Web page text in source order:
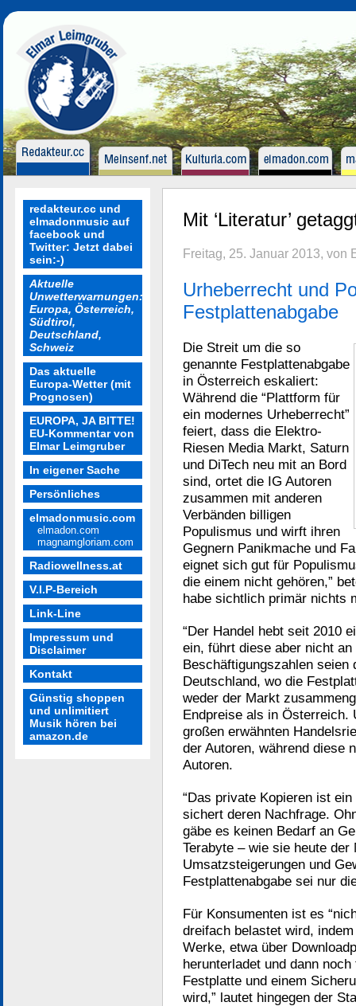
redakteur.cc und
elmadonmusic auf
facebook und
Twitter: Jetzt dabei
sein:-)
Aktuelle
Unwetterwarnungen:
Europa, Österreich,
Südtirol,
Deutschland,
Schweiz
Das aktuelle
Europa-Wetter (mit
Prognosen)
EUROPA, JA BITTE!
EU-Kommentar von
Elmar Leimgruber
In eigener Sache
Persönliches
elmadonmusic.com
elmadon.com
magnamgloriam.com
Radiowellness.at
V.I.P-Bereich
Link-Line
Impressum und
Disclaimer
Kontakt
Günstig shoppen
und unlimitiert
Musik hören bei
amazon.de
Mit ‘Literatur’
Freitag, 25. Januar 2013, von
Urheberrecht und
Festplattenabgabe
Die Streit um die so
genannte Festplattenabgabe
in Österreich eskaliert:
Während die “Plattform für
ein modernes Urheberrecht”
feiert, dass die Elektro-
Riesen Media Markt, Saturn
und DiTech neu mit an Bord
sind, ortet die IG Autoren
zusammen mit anderen
Verbänden billigen
Populismus und wirft ihren
Gegnern Panikmache und
eignet sich gut für
die einem nicht gehören,”
habe sichtlich primär nichts
“Der Handel hebt seit 2010
ein, führt diese aber nicht
Beschäftigungszahlen seien
Deutschland, wo die
weder der Markt
Endpreise als in Österreich.
großen erwähnten
der Autoren, während diese
Autoren.
“Das private Kopieren ist
sichert deren Nachfrage.
gäbe es keinen Bedarf an
Terabyte – wie sie heute
Umsatzsteigerungen und
Festplattenabgabe sei nur
Für Konsumenten ist es
dreifach belastet wird,
Werke, etwa über
herunterladet und dann
Festplatte und einem
wird,” lautet hingegen der